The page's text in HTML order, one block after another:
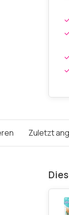
Zuletzt